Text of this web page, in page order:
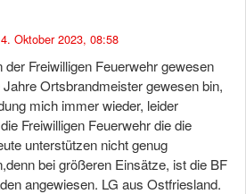
Oktober 2023, 08:58
der Freiwilligen Feuerwehr gewesen
Ortsbrandmeister gewesen bin,
mich immer wieder, leider
Freiwilligen Feuerwehr die die
unterstützen nicht genug
bei größeren Einsätze, ist die BF
angewiesen. LG aus Ostfriesland.